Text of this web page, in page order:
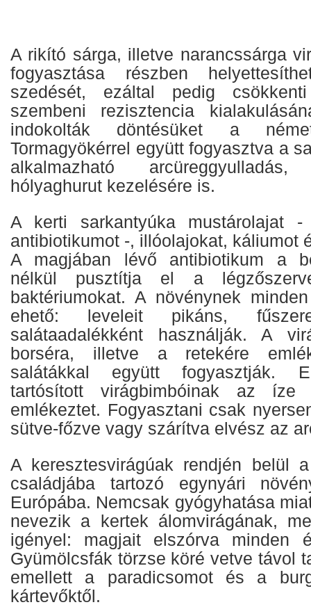
A rikító sárga, illetve narancssárga
fogyasztása részben
szedését, ezáltal pedig
szembeni rezisztencia
indokolták döntésüket a
Tormagyökérrel együtt fogyasztva a
alkalmazható
hólyaghurut kezelésére is.
A kerti sarkantyúka mustárolajat -
antibiotikumot -, illóolajokat, káliumot
A magjában lévő antibiotikum a
nélkül pusztítja el a
baktériumokat. A növénynek
ehető: leveleit pikáns,
salátaadalékként használják. A
borséra, illetve a retekére
salátákkal együtt fogyasztják.
tartósított virágbimbóinak az íze
emlékeztet. Fogyasztani csak
sütve-főzve vagy szárítva elvész az
A keresztesvirágúak rendjén belül
családjába tartozó egynyári
Európába. Nemcsak gyógyhatása
nevezik a kertek álomvirágának,
igényel: magjait elszórva minden
Gyümölcsfák törzse köré vetve távol
emellett a paradicsomot és a
kártevőktől.